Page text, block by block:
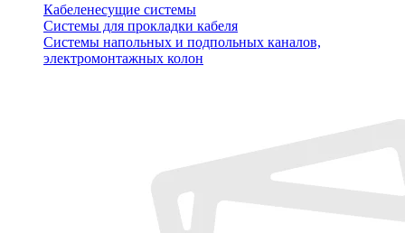
Кабеленесущие системы
Системы для прокладки кабеля
Системы напольных и подпольных каналов,
электромонтажных колон